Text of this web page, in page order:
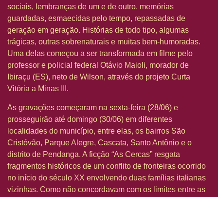
sociais, lembranças de um e de outro, memórias
guardadas, esmaecidas pelo tempo, repassadas de
geração em geração. Histórias de todo tipo, algumas
trágicas, outras sobrenaturais e muitas bem-humoradas.
Uma delas começou a ser transformada em filme pelo
professor e policial federal Otávio Maioli, morador de
Ibiraçu (ES), neto de Wilson, através do projeto Curta
Vitória a Minas III.
As gravações começaram na sexta-feira (28/06) e
prosseguirão até domingo (30/06) em diferentes
localidades do município, entre elas, os bairros São
Cristóvão, Parque Alegre, Cascata, Santo Antônio e o
distrito de Pendanga. A ficção “As Cercas” resgata
fragmentos históricos de um conflito de fronteiras ocorrido
no início do século XX envolvendo duas famílias italianas
vizinhas. Como não concordavam com os limites entre as